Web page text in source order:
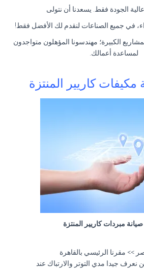
الجودة فقط. يسعدنا أن نتولى
في جميع الصناعات لنقدم لك الأفضل فقط!
الكبيرة؛ مهندسونا المؤهلون متواجدون
لمساعدة أعمالك.
مكيفات كاريير المنتزة
مبردات كاريير المنتزة
>> مقرنا الرئيسي بالقاهرة
جيدا مدي التوتر والارتباك عند